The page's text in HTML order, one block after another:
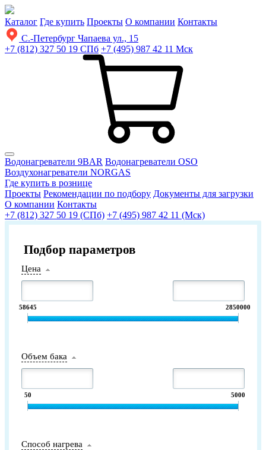
Каталог Где купить Проекты О компании Контакты
С.-Петербург Чапаева ул., 15
+7 (812) 327 50 19 СПб +7 (495) 987 42 11 Мск
Водонагреватели 9BAR Водонагреватели OSO
Воздухонагреватели NORGAS
Где купить в рознице
Проекты Рекомендации по подбору Документы для загрузки
О компании Контакты
+7 (812) 327 50 19 (СПб) +7 (495) 987 42 11 (Мск)
Подбор параметров
Цена
58645 2850000
Объем бака
50 5000
Способ нагрева